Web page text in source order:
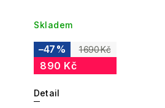
Skladem
1 690 Kč
–47 %
890 Kč
Detail